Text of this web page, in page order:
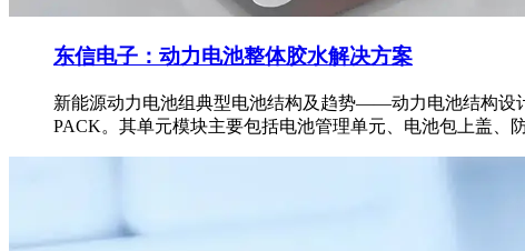
东信电子：动力电池整体胶水解决方案
新能源动力电池组典型电池结构及趋势——动力电池结构设
PACK。其单元模块主要包括电池管理单元、电池包上盖、